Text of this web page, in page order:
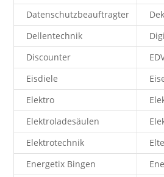
Datenschutzbeauftragter
Dellentechnik
Discounter
Eisdiele
Elektro
Elektroladesäulen
Elektrotechnik
Energetix Bingen